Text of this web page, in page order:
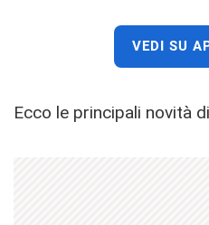
VEDI SU
Ecco le principali novità